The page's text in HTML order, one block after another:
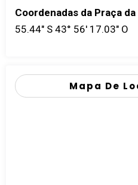
Coordenadas da Praça
55.44" S 43° 56' 17.03" O
Mapa De